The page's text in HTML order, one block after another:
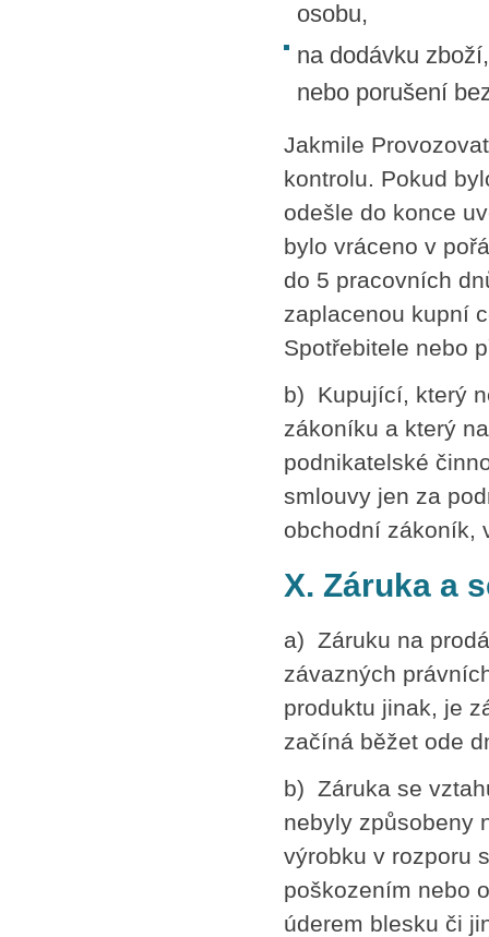
osobu,
na dodávku
nebo porušení
Jakmile
kontrolu. Pokud
odešle do konce
bylo vráceno v
do 5 pracovních
zaplacenou kupní
Spotřebitele nebo
b) Kupující, který
zákoníku a který
podnikatelské
smlouvy jen za
obchodní zákoník,
X. Záruka a
a) Záruku na
závazných
produktu jinak, je
začíná běžet ode
b) Záruka se
nebyly způsobeny
výrobku v rozporu
poškozením nebo
úderem blesku či